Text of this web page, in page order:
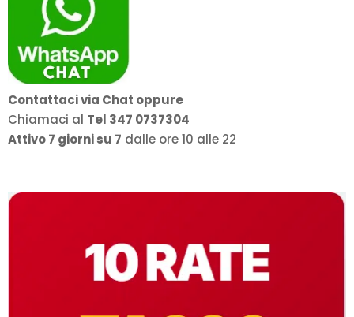
Contattaci via Chat oppure
Chiamaci al Tel 347 0737304
Attivo 7 giorni su 7 dalle ore 10 alle 22